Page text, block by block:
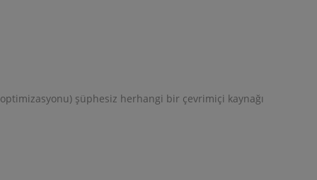
şüphesiz herhangi bir çevrimiçi kaynağı